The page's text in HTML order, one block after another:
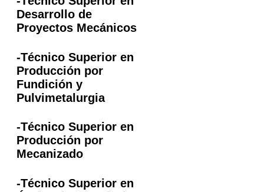
Desarrollo de
Proyectos Mecánicos
-Técnico Superior en
Producción por
Fundición y
Pulvimetalurgia
-Técnico Superior en
Producción por
Mecanizado
-Técnico Superior en